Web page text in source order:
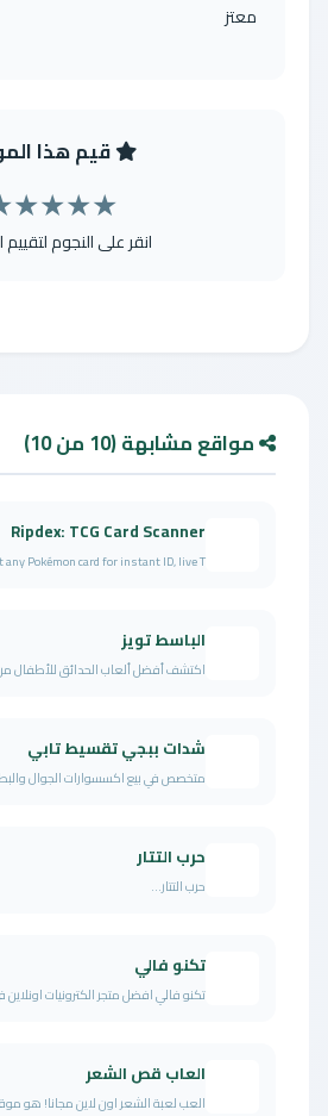
معتز
قيم هذا
★
★
★
★
انقر على النجوم
مواقع مشابهة (10 من 10)
Ripdex: TCG Card Scanner
Pokémon card for instant ID, live T...
الباسط تويز
اكتشف أفضل ألعاب الحدائق للأطفال
شدات ببجي تقسيط تابي
متخصص في بيع اكسسوارات الجوال
حرب التتار
حرب التتار...
تكنو فالي
تكنو فالي افضل متجر الكترونيات
العاب قص الشعر
العب لعبة الشعر اون لاين مجانا! هو